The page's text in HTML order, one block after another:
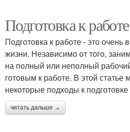
Подготовка к работе
Подготовка к работе - это очень
жизни. Независимо от того,
на полный или неполный
готовым к работе. В этой
некоторые подходы к подготовке
читать дальше →